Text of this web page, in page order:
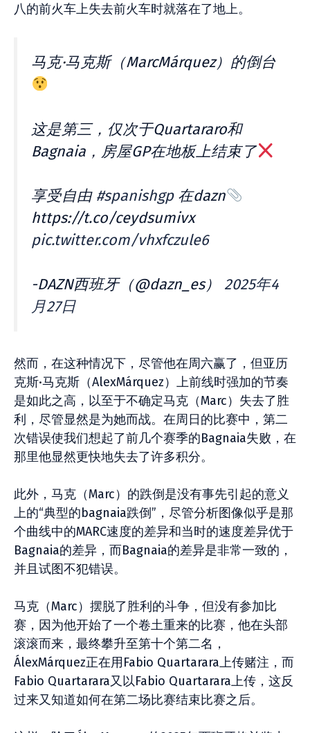
八的前火车上失去前火车时就落在了地上。
马克·马克斯（MarcMárquez）的倒台
这是第三，仅次于Quartararo和
Bagnaia，房屋GP在地板上结束了
享受自由 #spanishgp在dazn
https://t.co/ceydsumivx
pic.twitter.com/vhxfczule6
-DAZN西班牙（@dazn_es） 2025年4
月27日
然而，在这种情况下，尽管他在周六赢了，但亚历
克斯·马克斯（AlexMárquez）上前线时强加的节奏
是如此之高，以至于不确定马克（Marc）失去了胜
利，尽管显然是为她而战。在周日的比赛中，第二
次错误使我们想起了前几个赛季的Bagnaia失败，在
那里他显然更快地失去了许多积分。
此外，马克（Marc）的跌倒是没有事先引起的意义
上的“典型的bagnaia跌倒”，尽管分析图像似乎是那
个曲线中的MARC速度的差异和当时的速度差异优于
Bagnaia的差异，而Bagnaia的差异是非常一致的，
并且试图不犯错误。
马克（Marc）摆脱了胜利的斗争，但没有参加比
赛，因为他开始了一个卷土重来的比赛，他在头部
滚滚而来，最终攀升至第十个第二名，
ÁlexMárquez正在用Fabio Quartarara上传赌注，而
Fabio Quartarara又以Fabio Quartarara上传，这反
过来又知道如何在第二场比赛结束比赛之后。